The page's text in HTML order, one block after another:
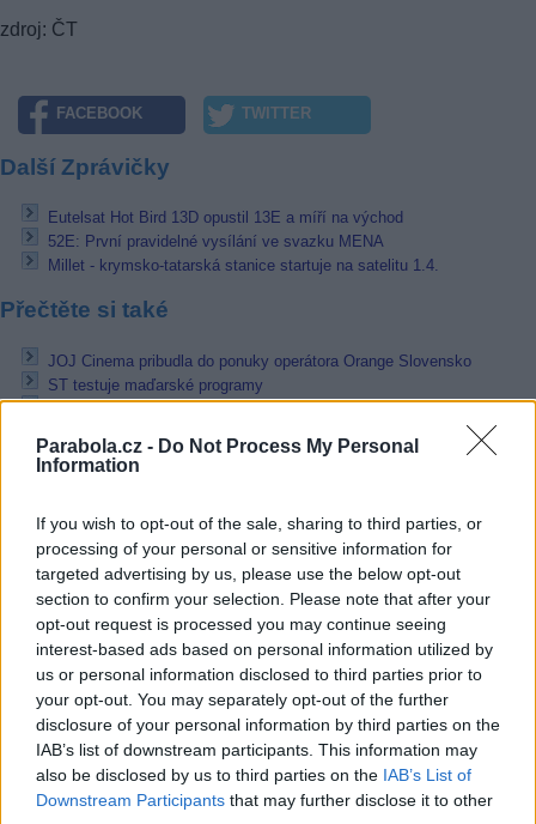
Parabola.cz - Do Not Process My Personal
Information
If you wish to opt-out of the sale, sharing to third parties, or
processing of your personal or sensitive information for
targeted advertising by us, please use the below opt-out
section to confirm your selection. Please note that after your
opt-out request is processed you may continue seeing
interest-based ads based on personal information utilized by
us or personal information disclosed to third parties prior to
your opt-out. You may separately opt-out of the further
disclosure of your personal information by third parties on the
IAB’s list of downstream participants. This information may
also be disclosed by us to third parties on the IAB’s List of
Downstream Participants that may further disclose it to other
zdroj: ČT
FACEBOOK TWITTER
Další Zprávičky
Eutelsat Hot Bird 13D opustil 13E a míří na východ
52E: První pravidelné vysílání ve svazku MENA
Millet - krymsko-tatarská stanice startuje na satelitu 1.4.
Přečtěte si také
JOJ Cinema pribudla do ponuky operátora Orange Slovensko
ST testuje maďarské programy
Český rozhlas posílí signál ČRo Sever - Liberec
Reklama
07.08.2026 - Bosch Powertrain s.r.o. Jihlava • linkový střídač • mzda
48.400 Kč • příspěvek na ubytování (Jihlava, okres Jihlava)
07.08.2026 -Bosch Powertrain s.r.o. Jihlava • obsluha CNC strojů •
48.400 Kč • náborový bonus 50.000 Kč • příspěvek na ubytování
okres Jihlava)
07.08.2026 -Specialista pro elektronická zařízení údržby (m/ž) (tř.
Klementa 869, Mladá Boleslav II)
06.08.2026 -Bosch Powertrain s.r.o. Jihlava • CNC operátor• mzda
Kč • náborový bonus 50.000 Kč • příspěvek na ubytování (Jihlava,
Jihlava)
06.08.2026 -Bosch Powertrain s.r.o. • montážní dělník • mzda 44.700
týdenní zálohy na mzdu 2.000 Kč (Jihlava, okres Jihlava)
... další nabídky zaměstnání